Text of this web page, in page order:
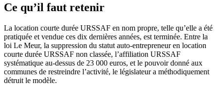
Ce qu’il faut retenir
La location courte durée URSSAF en nom propre, telle qu’elle a été
pratiquée et vendue ces dix dernières années, est terminée. Entre la
loi Le Meur, la suppression du statut auto-entrepreneur en location
courte durée URSSAF non classée, l’affiliation URSSAF
systématique au-dessus de 23 000 euros, et le pouvoir donné aux
communes de restreindre l’activité, le législateur a méthodiquement
détruit le modèle.